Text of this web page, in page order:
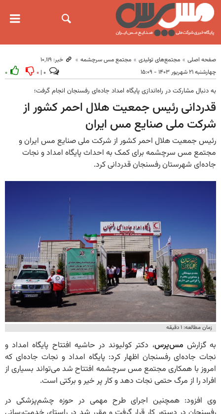
صفحه اصلی مجتمع‌های تولیدی مجتمع مس سرچشمه
خبر: ۱۰٬۱۱۹
چهارشنبه ۲۱ شهریور ۱۴۰۳ - ۱۵:۰۹
۰ ۰
به دنبال مشارکت در راه‌اندازی پایگاه امداد جاده‌ای رفسنجان انجام گرفت؛
قدردانی رئیس جمعیت هلال احمر کشور از
شرکت ملی صنایع مس ایران
زمان مطالعه: ۱ دقیقه
رئیس جمعیت هلال احمر کشور از شرکت ملی صنایع مس ایران و
مجتمع مس سرچشمه برای کمک به احداث پایگاه امداد و نجات
جاده‌ای شهرستان رفسنجان قدردانی کرد.
به‌ گزارش مس‌پرس، دکتر کولیوند در حاشیه افتتاح پایگاه امداد و
نجات جاده‌ای رفسنجان اظهار کرد: پایگاه امداد و نجات جاده‌ای که
امروز با همکاری مجتمع مس سرچشمه افتتاح شد می‌تواند بسیاری از
افراد را از مرگ حتمی نجات دهد و کار پر خیر و برکتی است.
وی افزود: همچنین اجرای طرح‌ مهمی در حوزه چشم‌پزشکی در